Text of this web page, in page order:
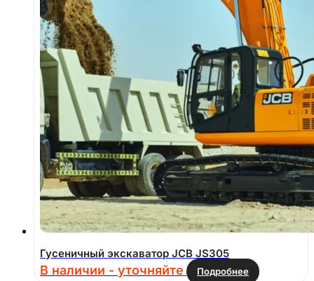
Гусеничный экскаватор JCB JS305
В наличии - уточняйте Подробнее